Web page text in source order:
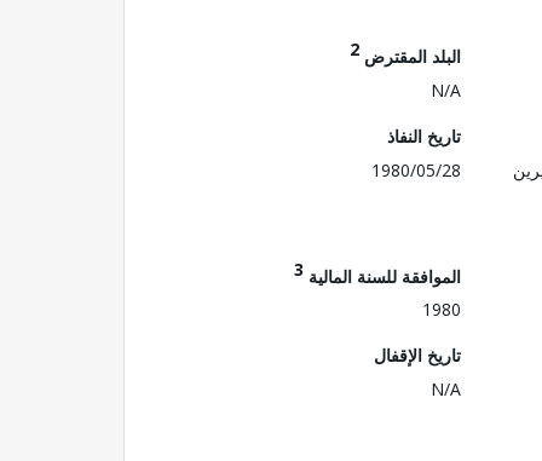
البلد المقترض 2
N/A
تاريخ النفاذ
1980/05/28
الموافقة للسنة المالية 3
1980
تاريخ الإقفال
N/A